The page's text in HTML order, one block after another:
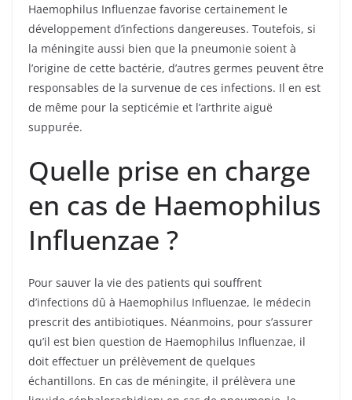
Haemophilus Influenzae favorise certainement le
développement d’infections dangereuses. Toutefois, si
la méningite aussi bien que la pneumonie soient à
l’origine de cette bactérie, d’autres germes peuvent être
responsables de la survenue de ces infections. Il en est
de même pour la septicémie et l’arthrite aiguë
suppurée.
Quelle prise en charge
en cas de Haemophilus
Influenzae ?
Pour sauver la vie des patients qui souffrent
d’infections dû à Haemophilus Influenzae, le médecin
prescrit des antibiotiques. Néanmoins, pour s’assurer
qu’il est bien question de Haemophilus Influenzae, il
doit effectuer un prélèvement de quelques
échantillons. En cas de méningite, il prélèvera une